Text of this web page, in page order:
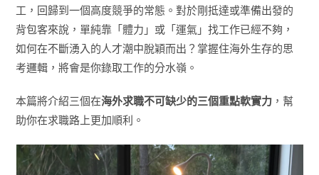
工，回歸到一個高度競爭的常態。對於剛抵達或準備出發的
背包客來說，單純靠「體力」或「運氣」找工作已經不夠，
如何在不斷湧入的人才潮中脫穎而出？掌握住海外生存的思
考邏輯，將會是你錄取工作的分水嶺。
本篇將介紹三個在海外求職不可缺少的三個重點軟實力 ，幫
助你在求職路上更加順利。